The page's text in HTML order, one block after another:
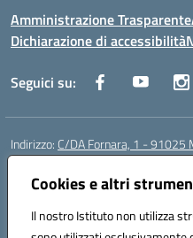
Cookies e altri
Il nostro Istituto non utilizza
Amministrazione Trasparente
Dichiarazione di accessibilità
Seguici su:
Indirizzo: C/DA Fornara, 1 - 91025
Centralino:
Posta elettronica certificata (PEC):
Codice fiscale: 82006360810
Codice meccanografico: